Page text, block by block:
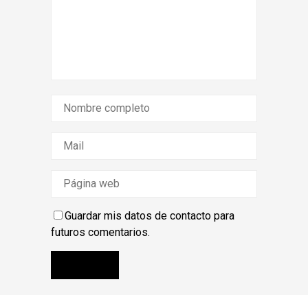
Guardar mis datos de contacto para
futuros comentarios.